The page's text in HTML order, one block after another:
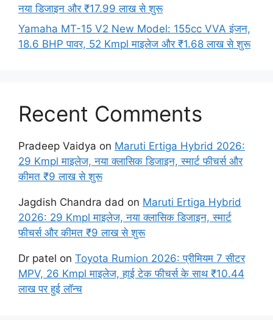
नया डिजाइन और ₹17.99 लाख से शुरू
Yamaha MT-15 V2 New Model: 155cc VVA इंजन,
18.6 BHP पावर, 52 Kmpl माइलेज और ₹1.68 लाख से शुरू
Recent Comments
Pradeep Vaidya on Maruti Ertiga Hybrid 2026:
29 Kmpl माइलेज, नया क्लासिक डिजाइन, स्मार्ट फीचर्स और
कीमत ₹9 लाख से शुरू
Jagdish Chandra dad on Maruti Ertiga Hybrid
2026: 29 Kmpl माइलेज, नया क्लासिक डिजाइन, स्मार्ट
फीचर्स और कीमत ₹9 लाख से शुरू
Dr patel on Toyota Rumion 2026: प्रीमियम 7 सीटर
MPV, 26 Kmpl माइलेज, हाई टेक फीचर्स के साथ ₹10.44
लाख पर हुई लॉन्च